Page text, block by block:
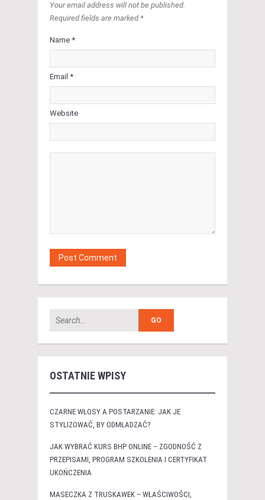
Your email address will not be published.
Required fields are marked *
Name *
Email *
Website
OSTATNIE WPISY
CZARNE WŁOSY A POSTARZANIE: JAK JE
STYLIZOWAĆ, BY ODMŁADZAĆ?
JAK WYBRAĆ KURS BHP ONLINE – ZGODNOŚĆ Z
PRZEPISAMI, PROGRAM SZKOLENIA I CERTYFIKAT
UKOŃCZENIA
MASECZKA Z TRUSKAWEK – WŁAŚCIWOŚCI,